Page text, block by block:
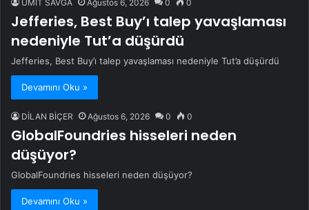
ÜMİT SAVĞA Ağustos 6, 2026 0 0
Jefferies, Best Buy’ı talep yavaşlaması
nedeniyle Tut’a düşürdü
Jefferies, Best Buy’ı talep yavaşlaması nedeniyle Tut’a düşürdü
Devamını Oku »
DİLAN BİÇER Ağustos 6, 2026 0 0
GlobalFoundries hisseleri neden
düşüyor?
GlobalFoundries hisseleri neden düşüyor?
Devamını Oku »